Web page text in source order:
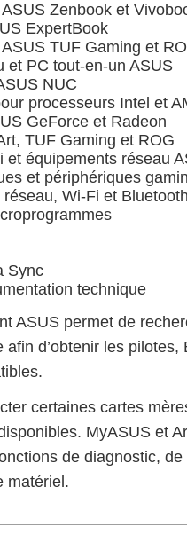
Zenbook et
ExpertBook
TUF Gaming et
et PC tout-en-un ASUS
NUC
processeurs Intel et
GeForce et Radeon
TUF Gaming et ROG
et équipements réseau
et périphériques
Wi-Fi et
Sync
technique
ASUS permet de
d’obtenir les pilotes,
certaines cartes
MyASUS et
de diagnostic,
matériel.